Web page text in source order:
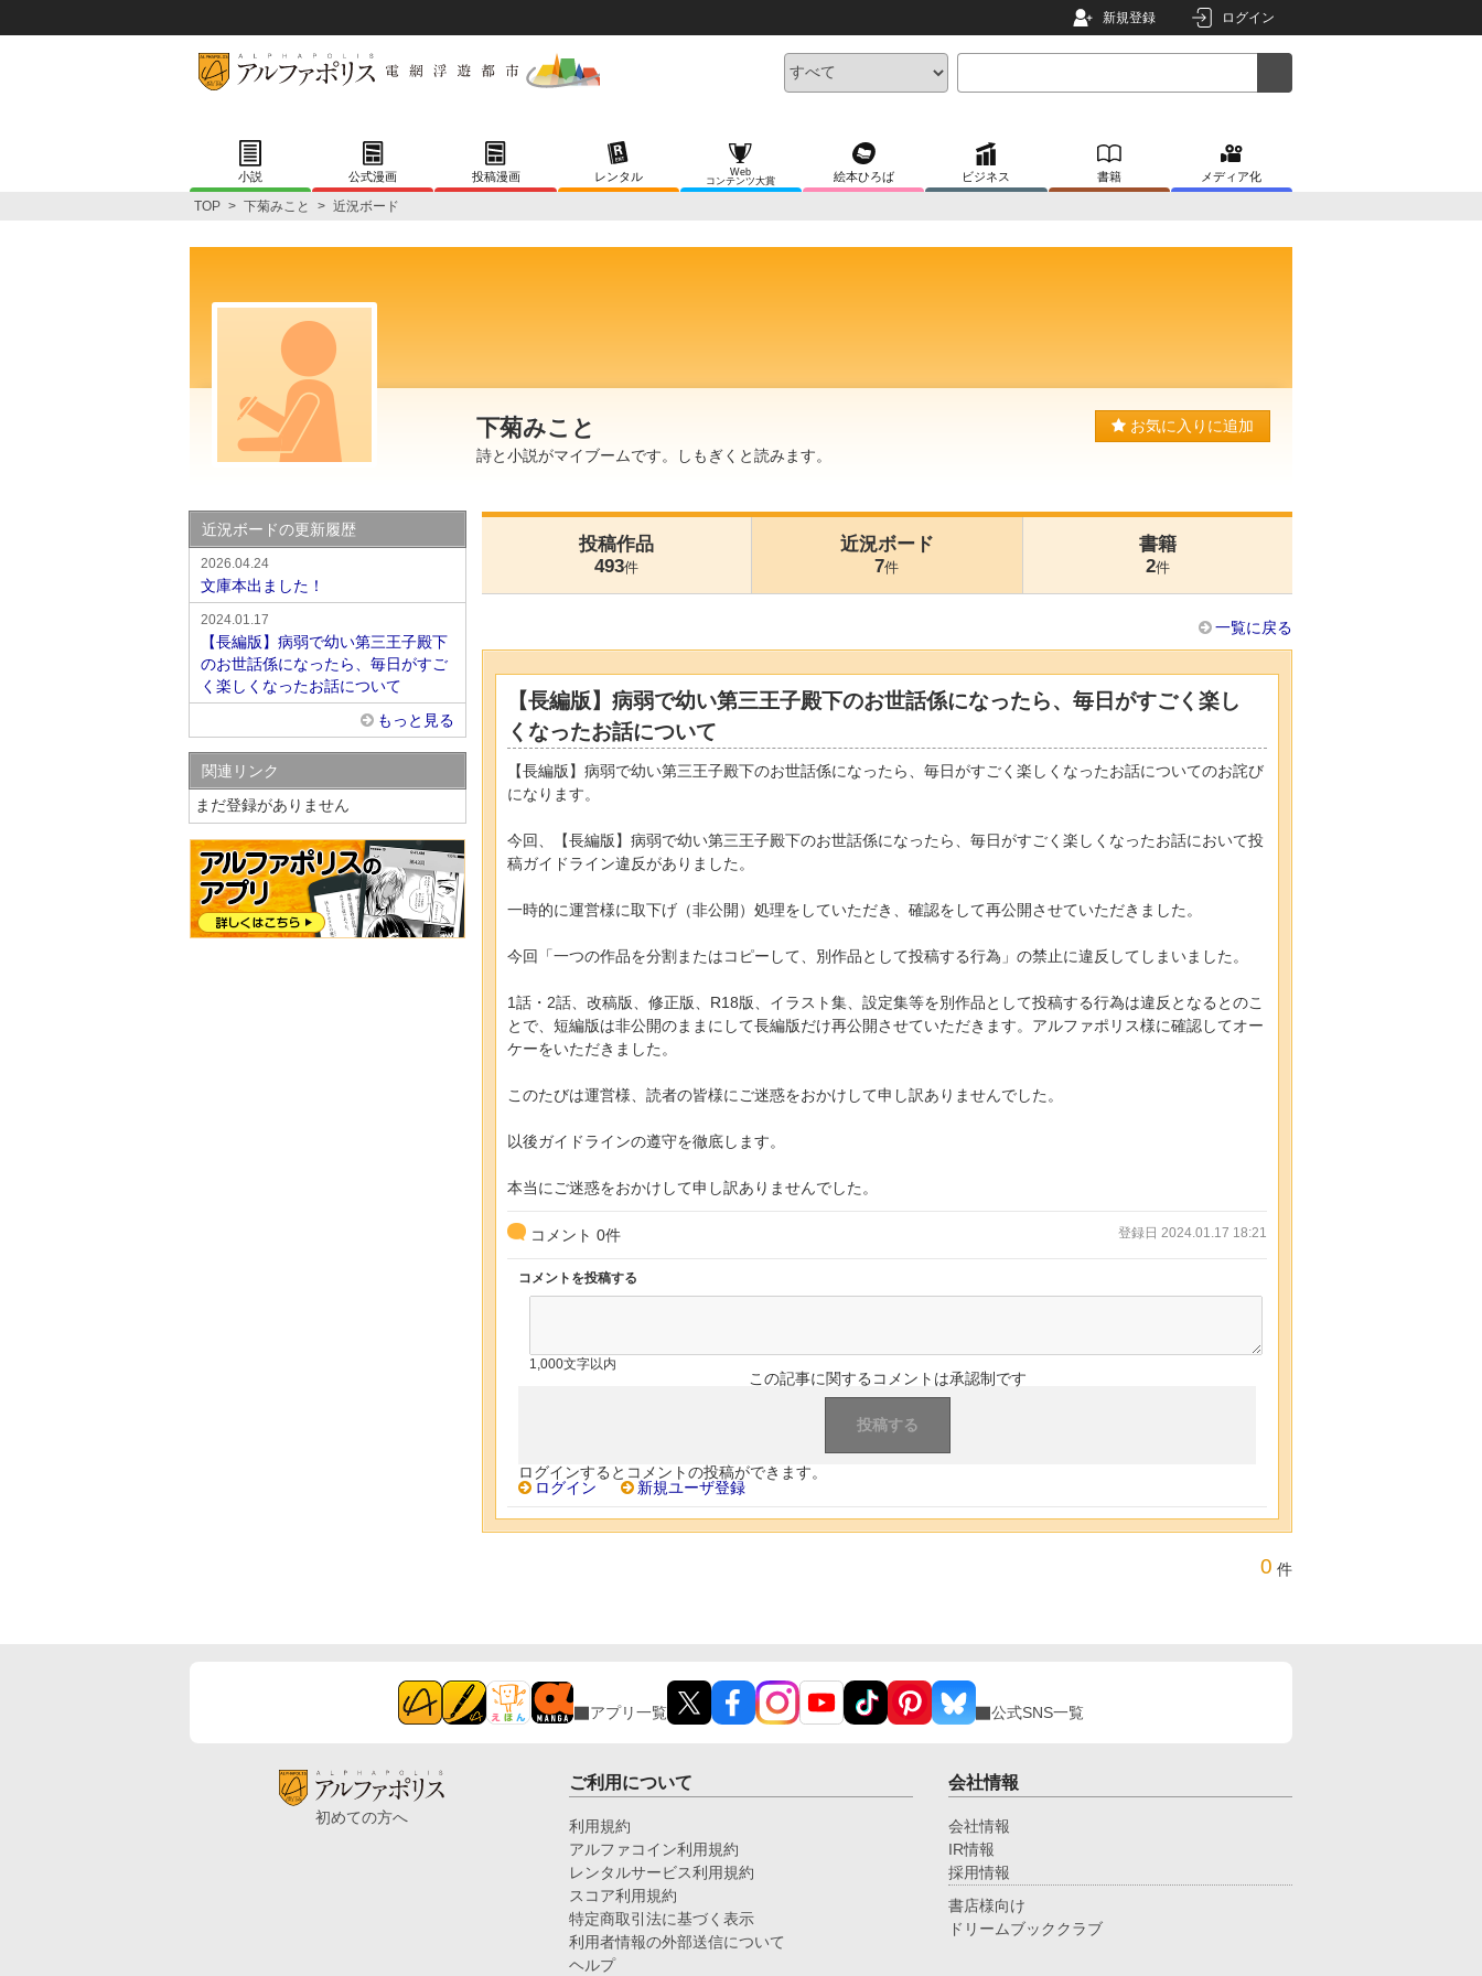
新規登録 ログイン
小説 公式漫画 投稿漫画 レンタル
Web
コンテンツ大賞
絵本ひろば ビジネス 書籍 メディア化
TOP > 下菊みこと > 近況ボード
下菊みこと
詩と小説がマイブームです。しもぎくと読みます。
お気に入りに追加
投稿作品
493件
近況ボード
7件
書籍
2件
一覧に戻る
【長編版】病弱で幼い第三王子殿下のお世話係になったら、毎日がすごく楽し
くなったお話について
【長編版】病弱で幼い第三王子殿下のお世話係になったら、毎日がすごく楽しくなったお話についてのお詫び
になります。
今回、【長編版】病弱で幼い第三王子殿下のお世話係になったら、毎日がすごく楽しくなったお話において投
稿ガイドライン違反がありました。
一時的に運営様に取下げ（非公開）処理をしていただき、確認をして再公開させていただきました。
今回「一つの作品を分割またはコピーして、別作品として投稿する行為」の禁止に違反してしまいました。
1話・2話、改稿版、修正版、R18版、イラスト集、設定集等を別作品として投稿する行為は違反となるとのこ
とで、短編版は非公開のままにして長編版だけ再公開させていただきます。アルファポリス様に確認してオー
ケーをいただきました。
このたびは運営様、読者の皆様にご迷惑をおかけして申し訳ありませんでした。
以後ガイドラインの遵守を徹底します。
本当にご迷惑をおかけして申し訳ありませんでした。
コメント 0件 登録日 2024.01.17 18:21
コメントを投稿する
1,000文字以内
この記事に関するコメントは承認制です
ログインするとコメントの投稿ができます。
ログイン
新規ユーザ登録
0 件
近況ボードの更新履歴
2026.04.24
文庫本出ました！
2024.01.17
【長編版】病弱で幼い第三王子殿下
のお世話係になったら、毎日がすご
く楽しくなったお話について
もっと見る
関連リンク
まだ登録がありません
アプリ一覧 公式SNS一覧
初めての方へ
ご利用について
利用規約
アルファコイン利用規約
レンタルサービス利用規約
スコア利用規約
特定商取引法に基づく表示
利用者情報の外部送信について
ヘルプ
会社情報
会社情報
IR情報
採用情報
書店様向け
ドリームブッククラブ